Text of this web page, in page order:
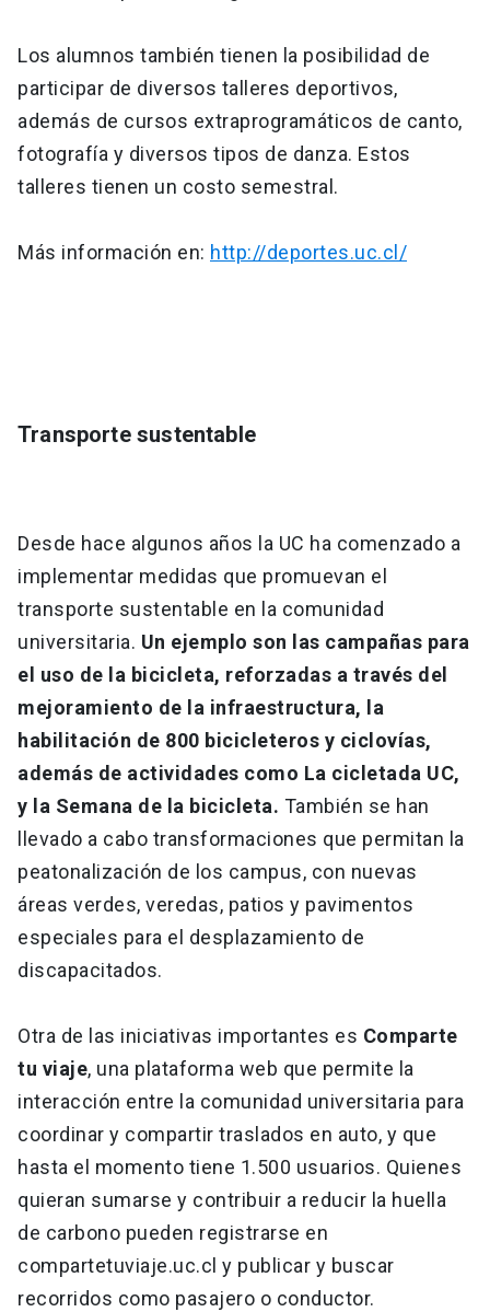
Los alumnos también tienen la posibilidad de
participar de diversos talleres deportivos,
además de cursos extraprogramáticos de canto,
fotografía y diversos tipos de danza. Estos
talleres tienen un costo semestral.
Más información en: http://deportes.uc.cl/
Transporte sustentable
Desde hace algunos años la UC ha comenzado a
implementar medidas que promuevan el
transporte sustentable en la comunidad
universitaria. Un ejemplo son las campañas para
el uso de la bicicleta, reforzadas a través del
mejoramiento de la infraestructura, la
habilitación de 800 bicicleteros y ciclovías,
además de actividades como La cicletada UC,
y la Semana de la bicicleta. También se han
llevado a cabo transformaciones que permitan la
peatonalización de los campus, con nuevas
áreas verdes, veredas, patios y pavimentos
especiales para el desplazamiento de
discapacitados.
Otra de las iniciativas importantes es Comparte
tu viaje, una plataforma web que permite la
interacción entre la comunidad universitaria para
coordinar y compartir traslados en auto, y que
hasta el momento tiene 1.500 usuarios. Quienes
quieran sumarse y contribuir a reducir la huella
de carbono pueden registrarse en
compartetuviaje.uc.cl y publicar y buscar
recorridos como pasajero o conductor.